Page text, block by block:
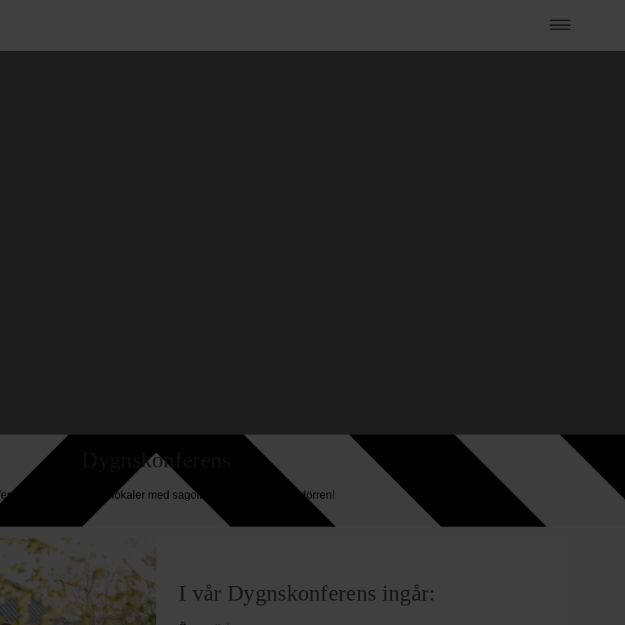
Dygnskonferens
i moderna möteslokaler med sagolik slottsmiljö utanför dörren!
I vår Dygnskonferens ingår: